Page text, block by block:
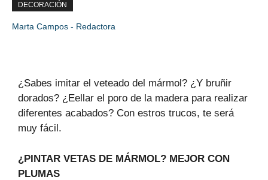
DECORACIÓN
Marta Campos - Redactora
¿Sabes imitar el veteado del mármol? ¿Y bruñir
dorados? ¿Eellar el poro de la madera para realizar
diferentes acabados? Con estros trucos, te será
muy fácil.
¿PINTAR VETAS DE MÁRMOL? MEJOR CON
PLUMAS